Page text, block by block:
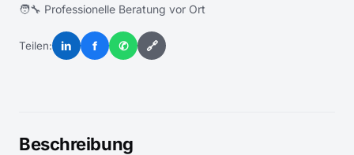
🧑‍🔧 Professionelle Beratung vor Ort
Teilen: in f ✆ 🔗
Beschreibung